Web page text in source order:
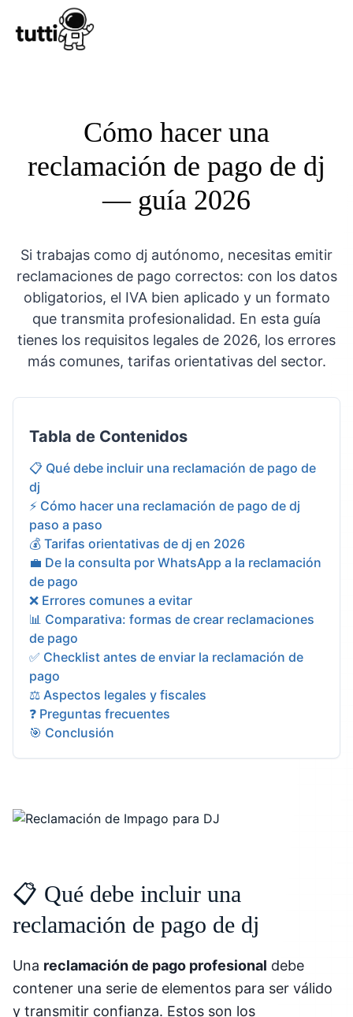
Cómo hacer una
reclamación de pago de dj
— guía 2026
Si trabajas como dj autónomo, necesitas emitir
reclamaciones de pago correctos: con los datos
obligatorios, el IVA bien aplicado y un formato
que transmita profesionalidad. En esta guía
tienes los requisitos legales de 2026, los errores
más comunes, tarifas orientativas del sector.
Tabla de Contenidos
📋 Qué debe incluir una reclamación de pago de
dj
⚡ Cómo hacer una reclamación de pago de dj
paso a paso
💰 Tarifas orientativas de dj en 2026
💼 De la consulta por WhatsApp a la reclamación
de pago
❌ Errores comunes a evitar
📊 Comparativa: formas de crear reclamaciones
de pago
✅ Checklist antes de enviar la reclamación de
pago
⚖️ Aspectos legales y fiscales
❓ Preguntas frecuentes
🎯 Conclusión
📋 Qué debe incluir una
reclamación de pago de dj
Una reclamación de pago profesional debe
contener una serie de elementos para ser válido
y transmitir confianza. Estos son los